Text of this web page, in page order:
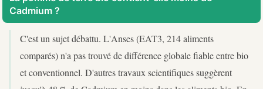
Cadmium ?
C'est un sujet débattu. L'Anses (EAT3, 214 aliments
comparés) n'a pas trouvé de différence globale fiable entre bio
et conventionnel. D'autres travaux scientifiques suggèrent